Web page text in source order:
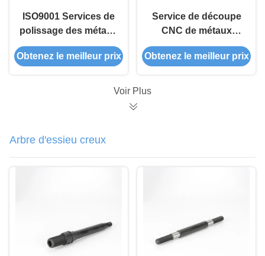
ISO9001 Services de
polissage des métaux
en acier inoxydable
pour l'industrie
Obtenez le meilleur prix
Service de découpe
CNC de métaux
anodisés de précision
avec des techniciens
Obtenez le meilleur prix
Voir Plus
Arbre d'essieu creux